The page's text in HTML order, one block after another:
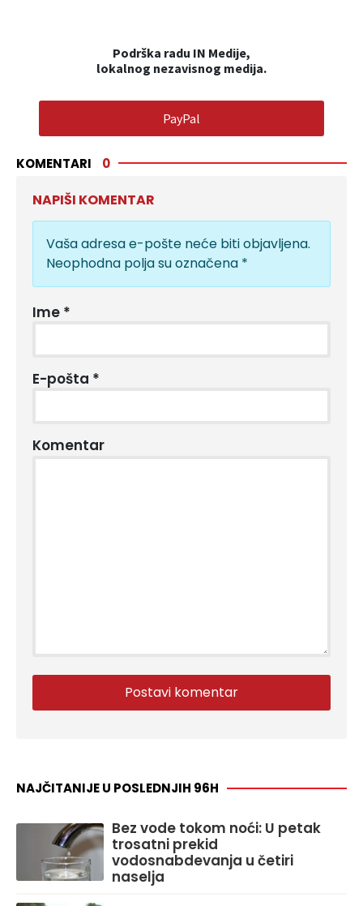
Podrška radu IN Medije,
lokalnog nezavisnog medija.
PayPal
KOMENTARI 0
NAPIŠI KOMENTAR
Vaša adresa e-pošte neće biti objavljena.
Neophodna polja su označena *
Ime *
E-pošta *
Komentar
NAJČITANIJE U POSLEDNJIH 96H
Bez vode tokom noći: U petak
trosatni prekid
vodosnabdevanja u četiri
naselja